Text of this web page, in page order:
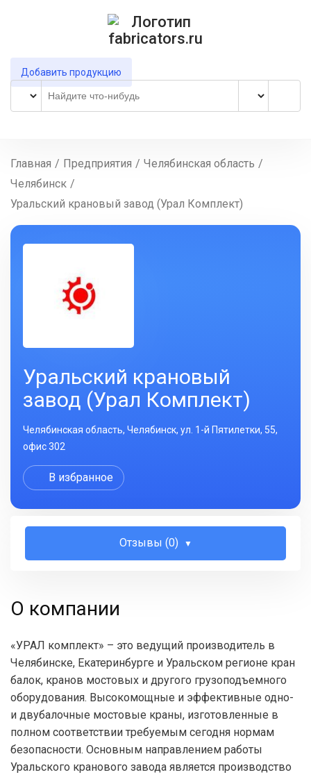
Добавить продукцию
Главная / Предприятия / Челябинская область /
Челябинск /
Уральский крановый завод (Урал Комплект)
Уральский крановый
завод (Урал Комплект)
Челябинская область, Челябинск, ул. 1-й Пятилетки, 55,
офис 302
В избранное
Отзывы (0)
О компании
«УРАЛ комплект» – это ведущий производитель в
Челябинске, Екатеринбурге и Уральском регионе кран
балок, кранов мостовых и другого грузоподъемного
оборудования. Высокомощные и эффективные одно-
и двубалочные мостовые краны, изготовленные в
полном соответствии требуемым сегодня нормам
безопасности. Основным направлением работы
Уральского кранового завода является производство